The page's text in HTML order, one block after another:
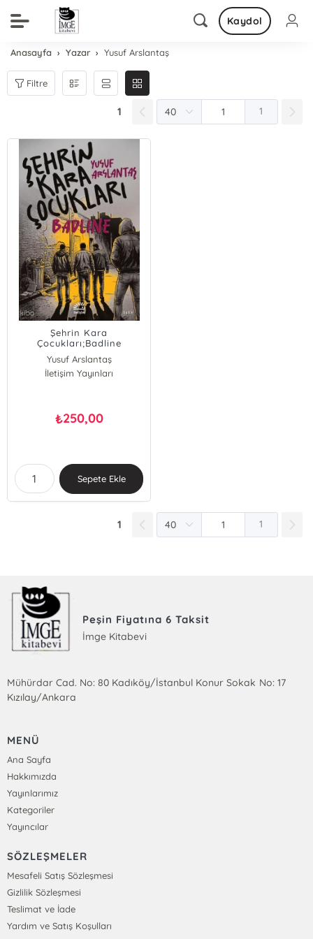
Kaydol
Anasayfa Yazar Yusuf Arslantaş
Filtre
1 1
Şehrin Kara
Çocukları;Badline
Yusuf Arslantaş
İletişim Yayınları
₺250,00
Sepete Ekle
1 1
Peşin Fiyatına 6 Taksit
İmge Kitabevi
Mühürdar Cad. No: 80 Kadıköy/İstanbul Konur Sokak No: 17
Kızılay/Ankara
MENÜ
Ana Sayfa
Hakkımızda
Yayınlarımız
Kategoriler
Yayıncılar
SÖZLEŞMELER
Mesafeli Satış Sözleşmesi
Gizlilik Sözleşmesi
Teslimat ve İade
Yardım ve Satış Koşulları